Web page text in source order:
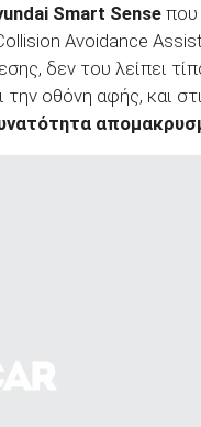
Smart Sense που
Avoidance
δεν του λείπει
οθόνη αφής, και